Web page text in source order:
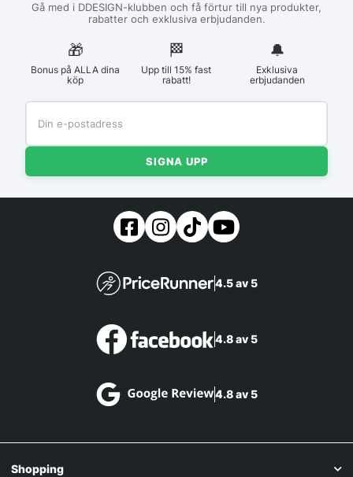
Gå med i DDESIGN-klubben och få förtur till nya produkter,
rabatter och exklusiva erbjudanden.
🎁
Bonus på ALLA dina
köp
🏁︎
Upp till 15% fast
rabatt!
🔔
Exklusiva
erbjudanden
SIGNA UPP
4.5 av 5
4.8 av 5
4.8 av 5
Shopping